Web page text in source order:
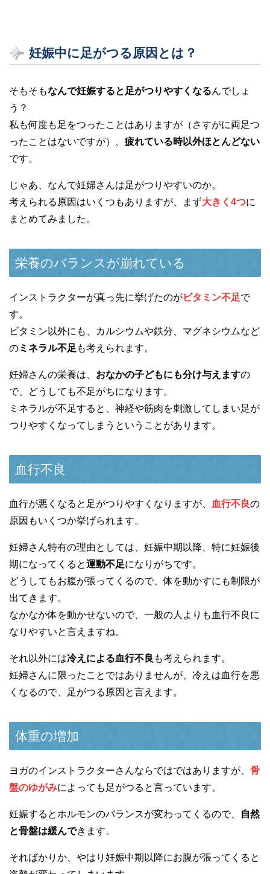
妊娠中に足がつる原因とは？
そもそもなんで妊娠すると足がつりやすくなるんでしょ
う？
私も何度も足をつったことはありますが（さすがに両足つ
ったことはないですが）、 疲れている時以外ほとんどない
です。
じゃあ、なんで妊婦さんは足がつりやすいのか。
考えられる原因はいくつもありますが、まず大きく4つに
まとめてみました。
栄養のバランスが崩れている
インストラクターが真っ先に挙げたのがビタミン不足で
す。
ビタミン以外にも、カルシウムや鉄分、マグネシウムなど
のミネラル不足 も考えられます。
妊婦さんの栄養は、 おなかの子どもにも分け与えますの
で、どうしても不足がちになります。
ミネラルが不足すると、神経や筋肉を刺激してしまい足が
つりやすくなってしまうということがあります。
血行不良
血行が悪くなると足がつりやすくなりますが、 血行不良の
原因もいくつか挙げられます。
妊婦さん特有の理由としては、妊娠中期以降、特に妊娠後
期になってくると運動不足になりがちです。
どうしてもお腹が張ってくるので、体を動かすにも制限が
出てきます。
なかなか体を動かせないので、一般の人よりも血行不良に
なりやすいと言えますね。
それ以外には冷えによる血行不良 も考えられます。
妊婦さんに限ったことではありませんが、冷えは血行を悪
くなるので、足がつる原因と言えます。
体重の増加
ヨガのインストラクターさんならではではありますが、 骨
盤のゆがみによっても足がつると言っています。
妊娠するとホルモンのバランスが変わってくるので、
自然
と骨盤は緩んできます。
そればかりか、やはり妊娠中期以降にお腹が張ってくると